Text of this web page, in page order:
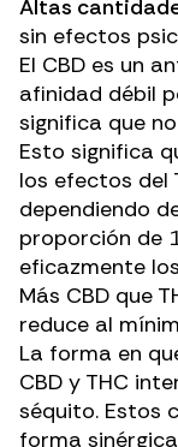
Altas
sin efectos
El CBD es un
afinidad débil
significa que
Esto significa
los efectos del
dependiendo
proporción de
eficazmente
Más CBD que
reduce al
La forma en
CBD y THC
séquito. Estos
forma